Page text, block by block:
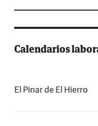
Calendarios
El Pinar de El Hierro